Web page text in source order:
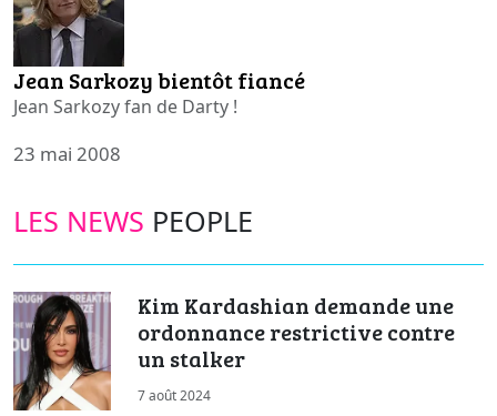
Jean Sarkozy bientôt fiancé
Jean Sarkozy fan de Darty !
23 mai 2008
LES NEWS PEOPLE
Kim Kardashian demande une
ordonnance restrictive contre
un stalker
7 août 2024